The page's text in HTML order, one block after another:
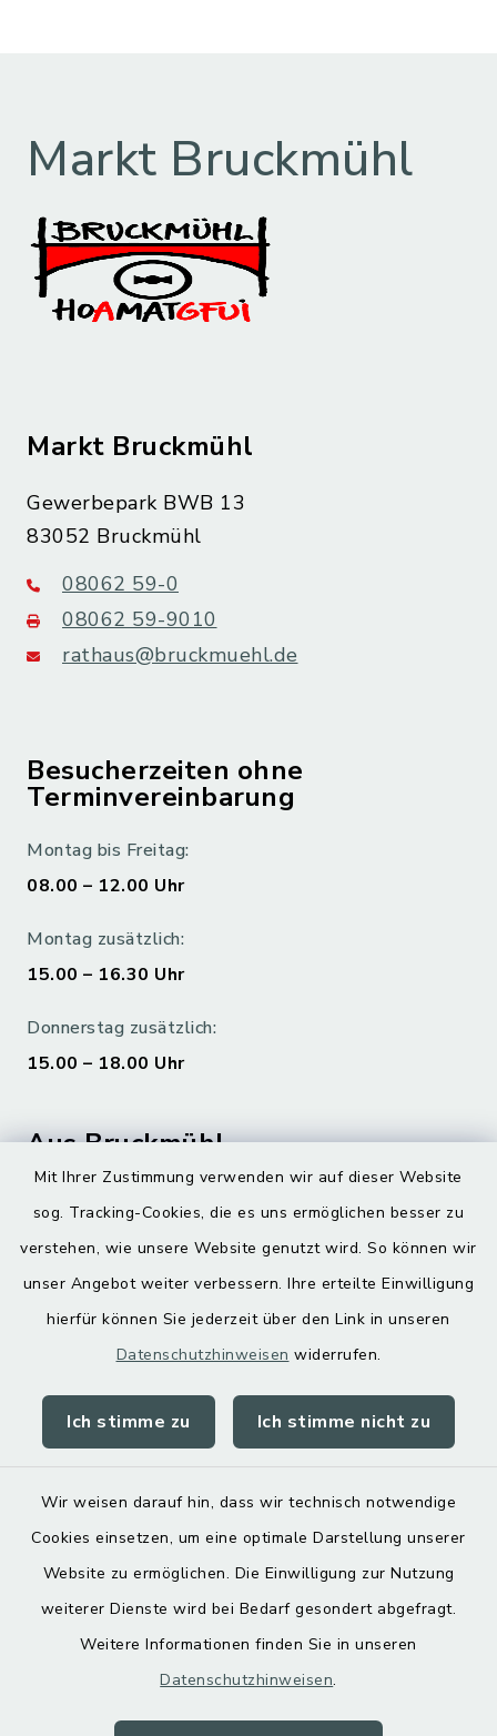
Mit Ihrer Zustimmung verwenden wir auf dieser Website
sog. Tracking-Cookies, die es uns ermöglichen besser zu
verstehen, wie unsere Website genutzt wird. So können wir
unser Angebot weiter verbessern. Ihre erteilte Einwilligung
hierfür können Sie jederzeit über den Link in unseren
Datenschutzhinweisen widerrufen.
Ich stimme zu Ich stimme nicht zu
Wir weisen darauf hin, dass wir technisch notwendige
Cookies einsetzen, um eine optimale Darstellung unserer
Website zu ermöglichen. Die Einwilligung zur Nutzung
weiterer Dienste wird bei Bedarf gesondert abgefragt.
Weitere Informationen finden Sie in unseren
Datenschutzhinweisen.
Markt Bruckmühl
Markt Bruckmühl
Gewerbepark BWB 13
83052 Bruckmühl
08062 59-0
08062 59-9010
rathaus@bruckmuehl.de
Besucherzeiten ohne
Terminvereinbarung
Montag bis Freitag:
08.00 – 12.00 Uhr
Montag zusätzlich:
15.00 – 16.30 Uhr
Donnerstag zusätzlich:
15.00 – 18.00 Uhr
Aus Bruckmühl
Digitaler Ortsplan
Kontakt
Datenschutz
Impressum
Sitemap
Cookie-Einstellungen